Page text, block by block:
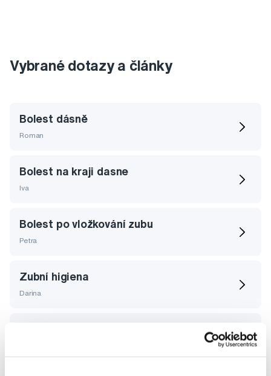
Vybrané dotazy a články
Bolest dásně
Roman
Bolest na kraji dasne
Iva
Bolest po vložkování zubu
Petra
Zubní higiena
Darina